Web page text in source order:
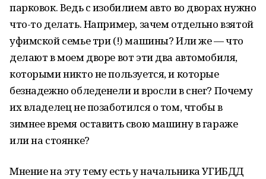
парковок. Ведь с изобилием авто во дворах нужно
что-то делать. Например, зачем отдельно взятой
уфимской семье три (!) машины? Или же — что
делают в моем дворе вот эти два автомобиля,
которыми никто не пользуется, и которые
безнадежно обледенели и вросли в снег? Почему
их владелец не позаботился о том, чтобы в
зимнее время оставить свою машину в гараже
или на стоянке?
Мнение на эту тему есть у начальника УГИБДД